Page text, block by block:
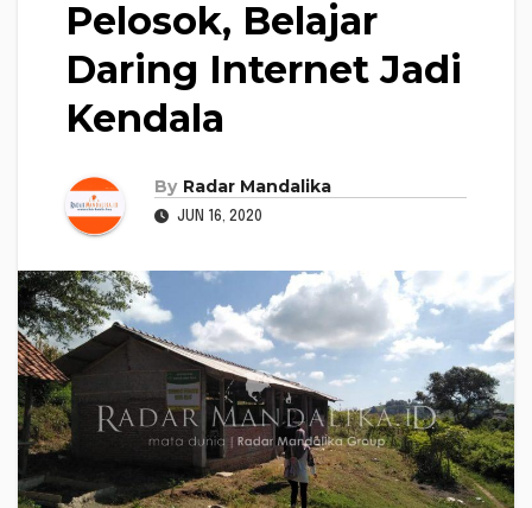
Pelosok, Belajar
Daring Internet Jadi
Kendala
By Radar Mandalika
JUN 16, 2020